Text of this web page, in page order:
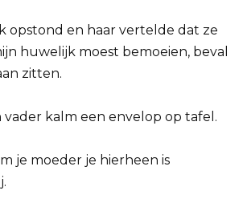
opstond en haar vertelde dat ze
huwelijk moest bemoeien, beval
zitten.
vader kalm een ​​envelop op tafel.
je moeder je hierheen is